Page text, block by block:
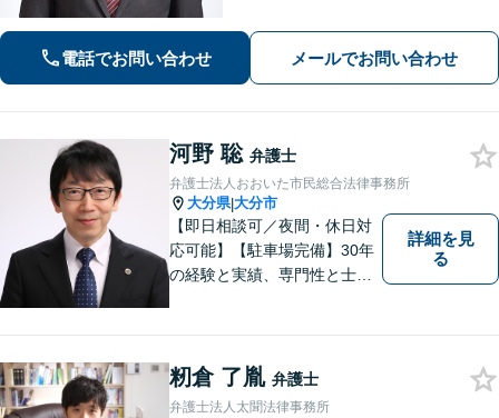
電話でお問い合わせ メールでお問い合わせ
河野 聡 弁護士
弁護士法人おおいた市民総合法律事務所
大分県|大分市
【即日相談可／夜間・休日対
応可能】【駐車場完備】30年
の経験と実績、専門性と士業
ニーズに応えます。常に市民
に身近で親しみやすい弁護士
詳細を見
る
籾倉 了胤 弁護士
弁護士法人太聞法律事務所